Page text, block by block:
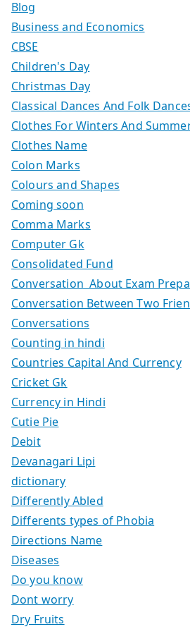
Blog
Business and Economics
CBSE
Children's Day
Christmas Day
Classical Dances And Folk
Clothes For Winters And
Clothes Name
Colon Marks
Colours and Shapes
Coming soon
Comma Marks
Computer Gk
Consolidated Fund
Conversation About Exam
Conversation Between Two
Conversations
Counting in hindi
Countries Capital And Currency
Cricket Gk
Currency in Hindi
Cutie Pie
Debit
Devanagari Lipi
dictionary
Differently Abled
Differents types of Phobia
Directions Name
Diseases
Do you know
Dont worry
Dry Fruits